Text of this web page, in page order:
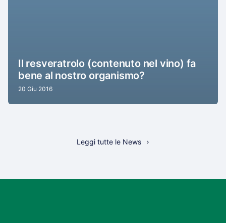
Il resveratrolo (contenuto nel vino) fa
bene al nostro organismo?
20 Giu 2016
Leggi tutte le News